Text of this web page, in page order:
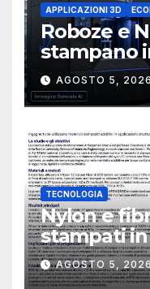
APPLICAZIONI 3D
Roboze e
stampano
CubeSat
AGOSTO 5, 2026
TECNOLOGIA
Nylon e
stampati
resistenza
dal
AGOSTO 5, 2026